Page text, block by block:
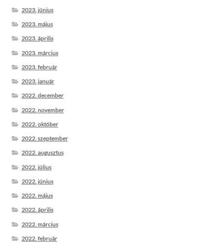
2023. június
2023. május
2023. április
2023. március
2023. február
2023. január
2022. december
2022. november
2022. október
2022. szeptember
2022. augusztus
2022. július
2022. június
2022. május
2022. április
2022. március
2022. február